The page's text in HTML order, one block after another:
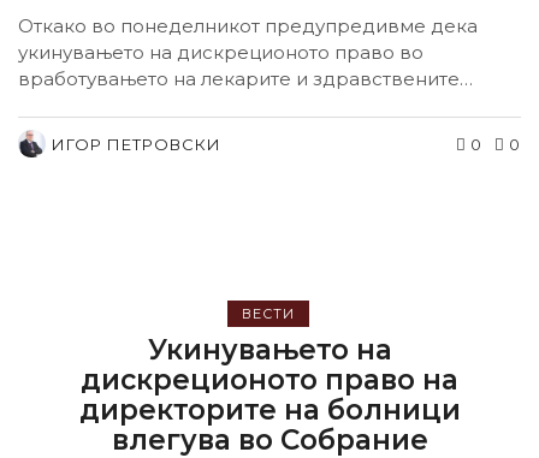
Откако во понеделникот предупредивме дека
укинувањето на дискреционото право во
вработувањето на лекарите и здравствените
ИГОР ПЕТРОВСКИ 0
0
ВЕСТИ
Укинувањето на
дискреционото право на
директорите на болници
влегува во Собрание